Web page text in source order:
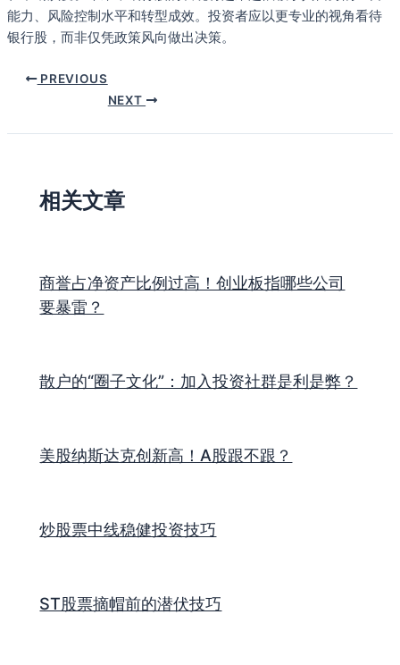
能力、风险控制水平和转型成效。投资者应以更专业的视角看待
银行股，而非仅凭政策风向做出决策。
PREVIOUS
NEXT
相关文章
商誉占净资产比例过高！创业板指哪些公司
要暴雷？
散户的“圈子文化”：加入投资社群是利是弊？
美股纳斯达克创新高！A股跟不跟？
炒股票中线稳健投资技巧
ST股票摘帽前的潜伏技巧